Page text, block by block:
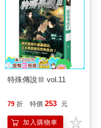
特殊傳說Ⅲ vol.11
79 折 特價 253 元
加入購物車